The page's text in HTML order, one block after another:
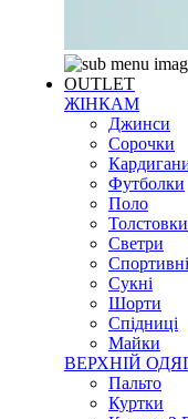
OUTLET
ЖІНКАМ
Джинси
Сорочки
Футболки
Поло
Толстовки
Светри
Сукні
Шорти
Спідниці
Майки
ВЕРХНІЙ
Пальто
Куртки